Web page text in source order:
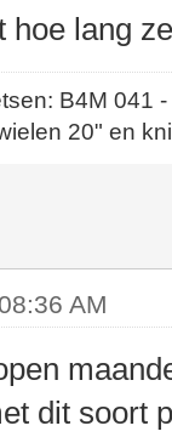
hoe lang
B4M
20" en
AM
dit soort